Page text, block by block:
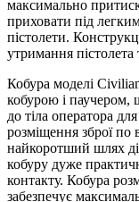
максимально
приховати під
пістолети.
утримання пістолета
Кобура моделі
кобурою і паучером,
до тіла оператора
розміщення зброї по
найкоротший шлях
кобуру дуже
контакту. Кобура
забезпечує